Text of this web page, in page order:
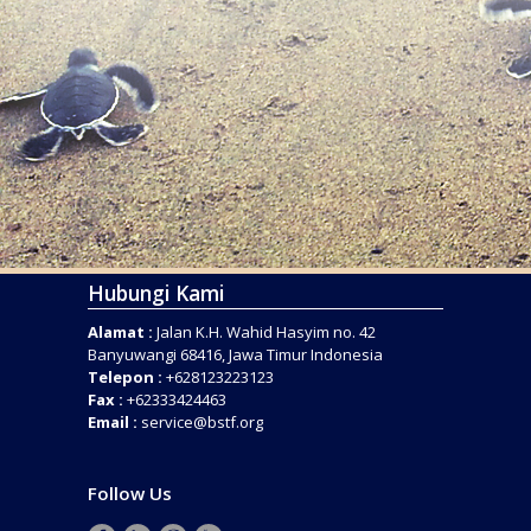
Hubungi Kami
Alamat : Jalan K.H. Wahid Hasyim no. 42
Banyuwangi 68416, Jawa Timur Indonesia
Telepon : +628123223123
Fax : +62333424463
Email : service@bstf.org
Follow Us